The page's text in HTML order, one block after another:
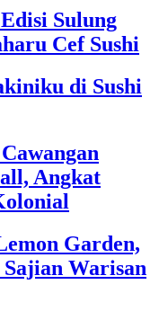
Sulung
Cef Sushi
di Sushi
Angkat
Garden,
Warisan